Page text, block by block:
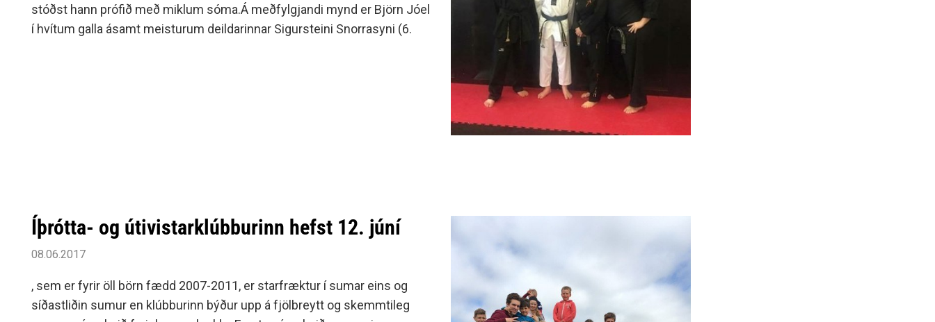
stóðst hann prófið með miklum sóma.Á meðfylgjandi mynd er Björn Jóel
í hvítum galla ásamt meisturum deildarinnar Sigursteini Snorrasyni (6.
Íþrótta- og útivistarklúbburinn hefst 12. júní
08.06.2017
, sem er fyrir öll börn fædd 2007-2011, er starfræktur í sumar eins og
síðastliðin sumur en klúbburinn býður upp á fjölbreytt og skemmtileg